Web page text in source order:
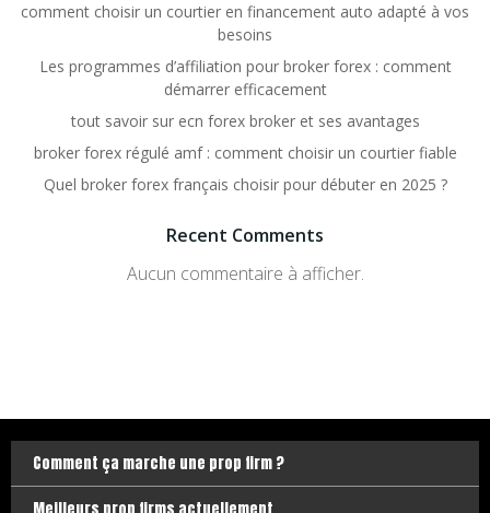
comment choisir un courtier en financement auto adapté à vos
besoins
Les programmes d’affiliation pour broker forex : comment
démarrer efficacement
tout savoir sur ecn forex broker et ses avantages
broker forex régulé amf : comment choisir un courtier fiable
Quel broker forex français choisir pour débuter en 2025 ?
Recent Comments
Aucun commentaire à afficher.
Comment ça marche une prop firm ?